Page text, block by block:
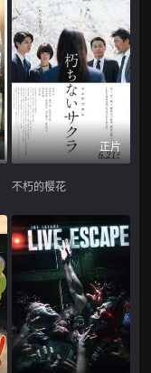
正片
不朽的樱花